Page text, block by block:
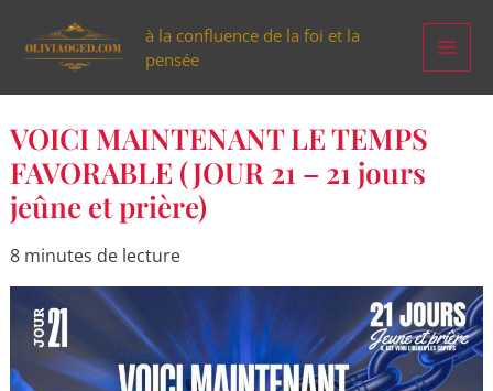
contenu
à la confluence de la foi et la
pensée
VOICI MAINTENANT LE TEMPS
FAVORABLE (JOUR 21 – 21 jours
jeûne et prière)
8 minutes de lecture
VOICI
MAINTENANT
LE
TEMPS
FAVORABLE
(JOUR
–
21
jours
jeûne
et
prière)